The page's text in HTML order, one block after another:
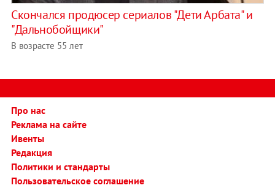
Скончался продюсер сериалов "Дети Арбата" и
"Дальнобойщики"
В возрасте 55 лет
Про нас
Реклама на сайте
Ивенты
Редакция
Политики и стандарты
Пользовательское соглашение